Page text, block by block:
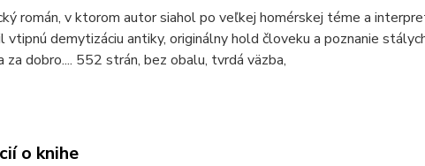
román, v ktorom autor siahol po veľkej homérskej téme a
vtipnú demytizáciu antiky, originálny hold človeku a poznanie
za dobro.... 552 strán, bez obalu, tvrdá väzba,
o knihe